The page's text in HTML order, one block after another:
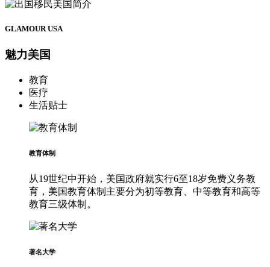
GLAMOUR USA
魅力美国
教育
医疗
生活贴士
教育体制
从19世纪中开始，美国政府就实行6至18岁免费义务教
育，美国教育体制主要分为初等教育、中等教育和高等
教育三级体制。
著名大学